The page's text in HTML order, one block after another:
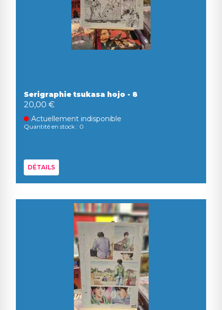
Serigraphie tsukasa hojo - 8
20,00 €
Actuellement indisponible
Quantité en stock : 0
DÉTAILS